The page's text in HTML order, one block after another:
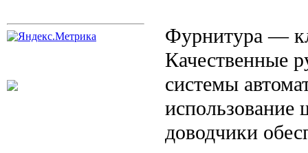
Фурнитура —
Качественные
системы
доводчики